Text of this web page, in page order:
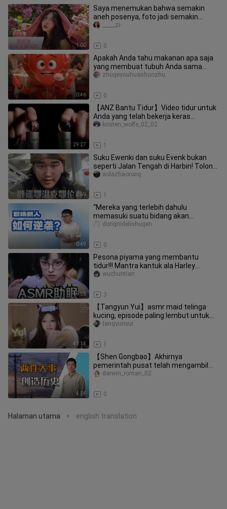
1:00
Saya menemukan bahwa semakin
aneh posenya, foto jadi semakin
menarik!
0
_____zi-
0:46
Apakah Anda tahu makanan apa saja
yang membuat tubuh Anda sama
sekali tidak ingin menyantapnya?
0
zhugeyouhuashuozhu
29:27
【ANZ Bantu Tidur】Video tidur untuk
Anda yang telah bekerja keras
sepanjang tahun │ Suara Kelereng &
1
kristen_wolfe_02_02
0:59
Suku Ewenki dan suku Evenk bukan
seperti Jalan Tengah di Harbin! Tolong
semua pihak jangan sembarang
1
aolazhaorong
0:49
“Mereka yang terlebih dahulu
memasuki suatu bidang akan
memperoleh keuntungan yang sangat
0
dongnidelishugen
19:55
Pesona piyama yang membantu
tidur!!! Mantra kantuk ala Harley
meledak! ASMR
3
wuchuntian
41:14
【Tangyun Yui】asmr maid telinga
kucing, episode paling lembut untuk
membantu tidur
1
tangyunyui
4:24
【Shen Gongbao】Akhirnya
pemerintah pusat telah mengambil
keputusan tegas, sektor properti
0
darwin_roman_02
Halaman utama > english translation